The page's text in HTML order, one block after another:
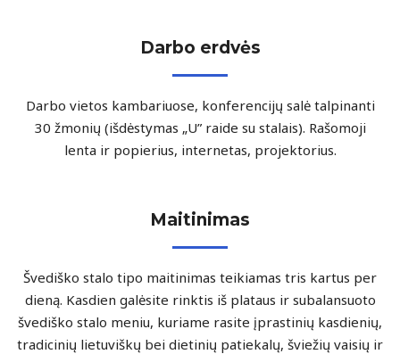
Darbo erdvės
Darbo vietos kambariuose, konferencijų salė talpinanti
30 žmonių (išdėstymas „U” raide su stalais). Rašomoji
lenta ir popierius, internetas, projektorius.
Maitinimas
Švediško stalo tipo maitinimas teikiamas tris kartus per
dieną. Kasdien galėsite rinktis iš plataus ir subalansuoto
švediško stalo meniu, kuriame rasite įprastinių kasdienių,
tradicinių lietuviškų bei dietinių patiekalų, šviežių vaisių ir